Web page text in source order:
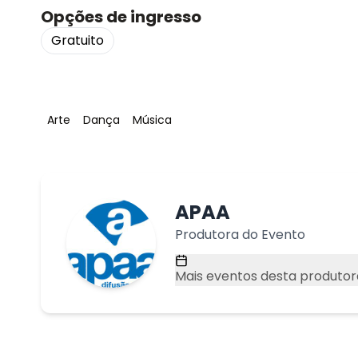
Opções de ingresso
Gratuito
Tag:
Arte Tag:
Dança Tag:
Música
APAA
Produtora do Evento
Mais eventos desta